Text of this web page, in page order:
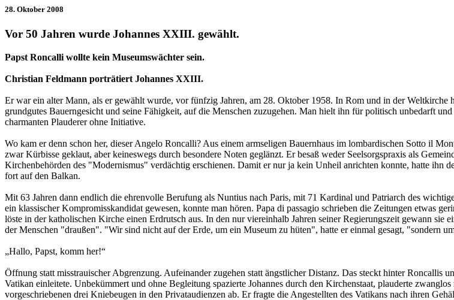
28. Oktober 2008
Vor 50 Jahren wurde Johannes XXIII. gewählt.
Papst Roncalli wollte kein Museumswächter sein.
Christian Feldmann porträtiert Johannes XXIII.
Er war ein alter Mann, als er gewählt wurde, vor fünfzig Jahren, am 28. Oktober 1958. In Rom und in der Weltkirche
grundgutes Bauerngesicht und seine Fähigkeit, auf die Menschen zuzugehen. Man hielt ihn für politisch unbedarft
charmanten Plauderer ohne Initiative.
Wo kam er denn schon her, dieser Angelo Roncalli? Aus einem armseligen Bauernhaus im lombardischen Sotto il
zwar Kürbisse geklaut, aber keineswegs durch besondere Noten geglänzt. Er besaß weder Seelsorgspraxis als
Kirchenbehörden des "Modernismus" verdächtig erschienen. Damit er nur ja kein Unheil anrichten konnte, hatte ihn
fort auf den Balkan.
Mit 63 Jahren dann endlich die ehrenvolle Berufung als Nuntius nach Paris, mit 71 Kardinal und Patriarch des
ein klassischer Kompromisskandidat gewesen, konnte man hören. Papa di passagio schrieben die Zeitungen etwas
löste in der katholischen Kirche einen Erdrutsch aus. In den nur viereinhalb Jahren seiner Regierungszeit gewann
der Menschen "draußen". "Wir sind nicht auf der Erde, um ein Museum zu hüten", hatte er einmal gesagt, "sondern
„Hallo, Papst, komm her!“
Öffnung statt misstrauischer Abgrenzung. Aufeinander zugehen statt ängstlicher Distanz. Das steckt hinter
Vatikan einleitete. Unbekümmert und ohne Begleitung spazierte Johannes durch den Kirchenstaat, plauderte
vorgeschriebenen drei Kniebeugen in den Privataudienzen ab. Er fragte die Angestellten des Vatikans nach ihren